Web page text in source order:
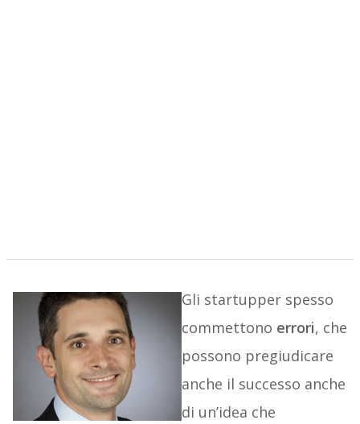
Gli startupper spesso
commettono errori, che
possono pregiudicare
anche il successo anche
di un’idea che